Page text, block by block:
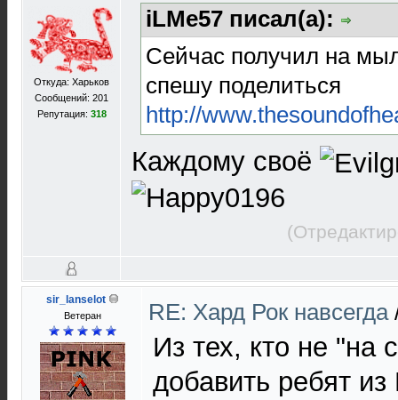
Откуда: Харьков
Сообщений: 201
Репутация: 318
iLMe57 писал(а):
Сейчас получил на
спешу поделиться
http://
Каждому своё
sir_lanselot
Ветеран RE: Хард Рок навсегда
Из тех, кто не "на
добавить ребят